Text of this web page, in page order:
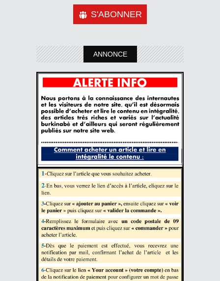
S'ABONNER
ANNONCE